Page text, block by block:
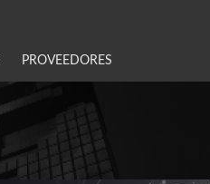
PROVEEDORES